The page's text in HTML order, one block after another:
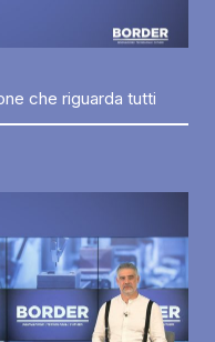
che riguarda tutti